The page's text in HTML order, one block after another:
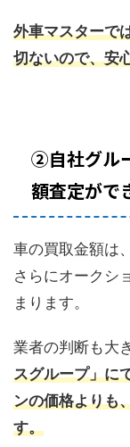
外車マスターで
切ないので、安
②自社グル
額査定がで
車の買取金額は
さらにオークシ
まります。
業者の判断も大
スグループ」に
ンの価格よりも
す。